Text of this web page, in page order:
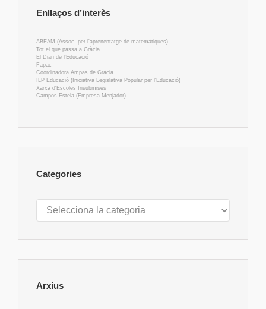
Enllaços d’interès
ABEAM (Assoc. per l'aprenentatge de matemàtiques)
Tot el que passa a Gràcia
El Diari de l'Educació
Fapac
Coordinadora Ampas de Gràcia
ILP Educació (Iniciativa Legislativa Popular per l'Educació)
Xarxa d'Escoles Insubmises
Campos Estela (Empresa Menjador)
Categories
Categories
Arxius